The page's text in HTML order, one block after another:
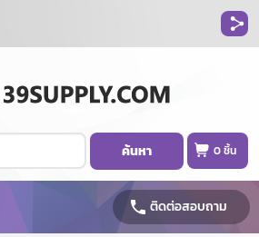
ค้นหา 0ชิ้น
ติดต่อสอบถาม